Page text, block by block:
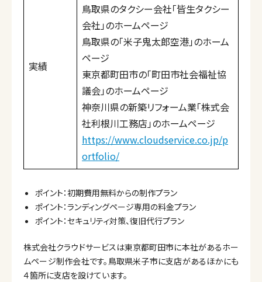
実績
鳥取県のタクシー会社「皆生タクシー
会社」のホームページ
鳥取県の「米子鬼太郎空港」のホーム
ページ
東京都町田市の「町田市社会福祉協
議会」のホームページ
神奈川県の新築リフォーム業「株式会
社利根川工務店」のホームページ
https://www.cloudservice.co.jp/p
ortfolio/
ポイント：初期費用無料からの制作プラン
ポイント：ランディングページ専用の料金プラン
ポイント：セキュリティ対策、復旧代行プラン
株式会社クラウドサービスは東京都町田市に本社があるホー
ムページ制作会社です。鳥取県米子市に支店があるほかにも
４箇所に支店を設けています。